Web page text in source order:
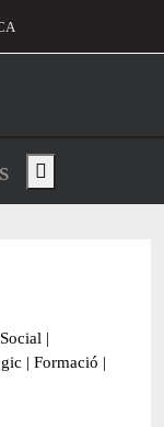
d'usuari
de
Show main menu
Social |
| Formació |